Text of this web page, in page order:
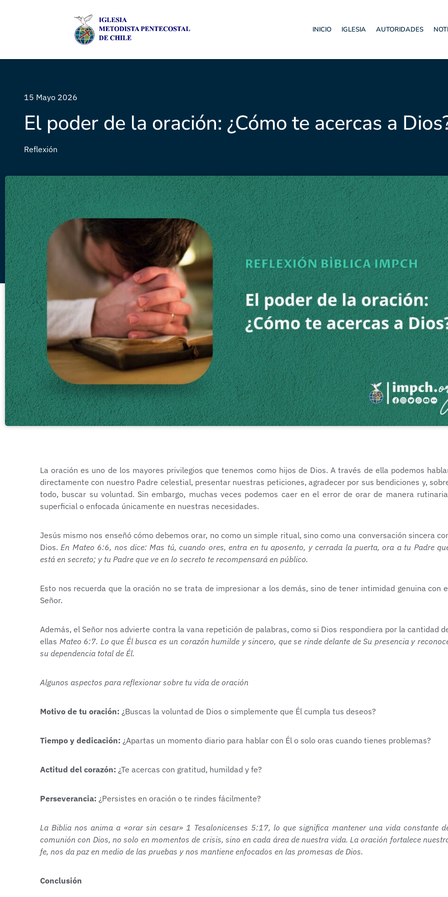
INICIO IGLESIA AUTORIDADES
15 Mayo 2026
El poder de la oración: ¿Cómo te acercas a
Reflexión
La oración es uno de los mayores privilegios que tenemos como hijos de Dios. A través de ella podemos
directamente con nuestro Padre celestial, presentar nuestras peticiones, agradecer por sus bendiciones y,
todo, buscar su voluntad. Sin embargo, muchas veces podemos caer en el error de orar de manera
superficial o enfocada únicamente en nuestras necesidades.
Jesús mismo nos enseñó cómo debemos orar, no como un simple ritual, sino como una conversación sincera
Dios.En Mateo 6:6, nos dice: Mas tú, cuando ores, entra en tu aposento, y cerrada la puerta, ora a tu Padre
está en secreto; y tu Padre que ve en lo secreto te recompensará en público.
Esto nos recuerda que la oración no se trata de impresionar a los demás, sino de tener intimidad genuina con
Señor.
Además, el Señor nos advierte contra la vana repetición de palabras, como si Dios respondiera por la cantidad
ellas Mateo 6:7. Lo que Él busca es un corazón humilde y sincero, que se rinde delante de Su presencia y
su dependencia total de Él.
Algunos aspectos para reflexionar sobre tu vida de oración
Motivo de tu oración: ¿Buscas la voluntad de Dios o simplemente que Él cumpla tus deseos?
Tiempo y dedicación: ¿Apartas un momento diario para hablar con Él o solo oras cuando tienes problemas?
Actitud del corazón: ¿Te acercas con gratitud, humildad y fe?
Perseverancia: ¿Persistes en oración o te rindes fácilmente?
La Biblia nos anima a «orar sin cesar» 1 Tesalonicenses 5:17, lo que significa mantener una vida constante
comunión con Dios, no solo en momentos de crisis, sino en cada área de nuestra vida. La oración fortalece
fe, nos da paz en medio de las pruebas y nos mantiene enfocados en las promesas de Dios.
Conclusión